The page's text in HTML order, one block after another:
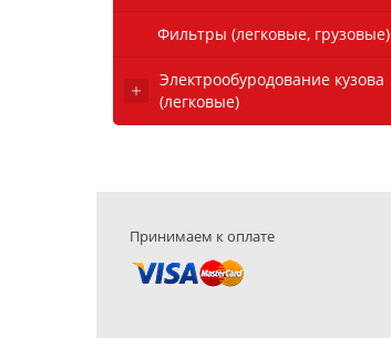
Фильтры (легковые, грузовые)
Электрообуродование кузова
(легковые)
Принимаем к оплате